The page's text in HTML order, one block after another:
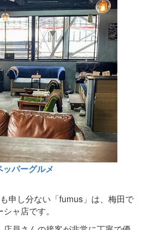
パーグルメ
申し分ない「fumus」は、梅田で
ャ店です。